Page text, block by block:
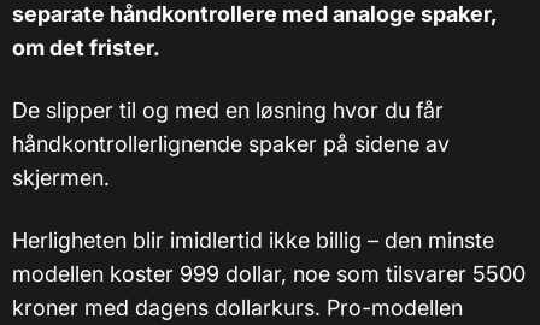
separate håndkontrollere med analoge spaker,
om det frister.
De slipper til og med en løsning hvor du får
håndkontrollerlignende spaker på sidene av
skjermen.
Herligheten blir imidlertid ikke billig – den minste
modellen koster 999 dollar, noe som tilsvarer 5500
kroner med dagens dollarkurs. Pro-modellen